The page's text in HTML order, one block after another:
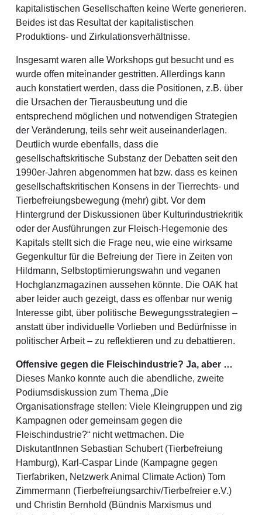
kapitalistischen Gesellschaften keine Werte generieren.
Beides ist das Resultat der kapitalistischen
Produktions- und Zirkulationsverhältnisse.
Insgesamt waren alle Workshops gut besucht und es
wurde offen miteinander gestritten. Allerdings kann
auch konstatiert werden, dass die Positionen, z.B. über
die Ursachen der Tierausbeutung und die
entsprechend möglichen und notwendigen Strategien
der Veränderung, teils sehr weit auseinanderlagen.
Deutlich wurde ebenfalls, dass die
gesellschaftskritische Substanz der Debatten seit den
1990er-Jahren abgenommen hat bzw. dass es keinen
gesellschaftskritischen Konsens in der Tierrechts- und
Tierbefreiungsbewegung (mehr) gibt. Vor dem
Hintergrund der Diskussionen über Kulturindustriekritik
oder der Ausführungen zur Fleisch-Hegemonie des
Kapitals stellt sich die Frage neu, wie eine wirksame
Gegenkultur für die Befreiung der Tiere in Zeiten von
Hildmann, Selbstoptimierungswahn und veganen
Hochglanzmagazinen aussehen könnte. Die OAK hat
aber leider auch gezeigt, dass es offenbar nur wenig
Interesse gibt, über politische Bewegungsstrategien –
anstatt über individuelle Vorlieben und Bedürfnisse in
politischer Arbeit – zu reflektieren und zu debattieren.
Offensive gegen die Fleischindustrie? Ja, aber …
Dieses Manko konnte auch die abendliche, zweite
Podiumsdiskussion zum Thema „Die
Organisationsfrage stellen: Viele Kleingruppen und zig
Kampagnen oder gemeinsam gegen die
Fleischindustrie?“ nicht wettmachen. Die
DiskutantInnen Sebastian Schubert (Tierbefreiung
Hamburg), Karl-Caspar Linde (Kampagne gegen
Tierfabriken, Netzwerk Animal Climate Action) Tom
Zimmermann (Tierbefreiungsarchiv/Tierbefreier e.V.)
und Christin Bernhold (Bündnis Marxismus und